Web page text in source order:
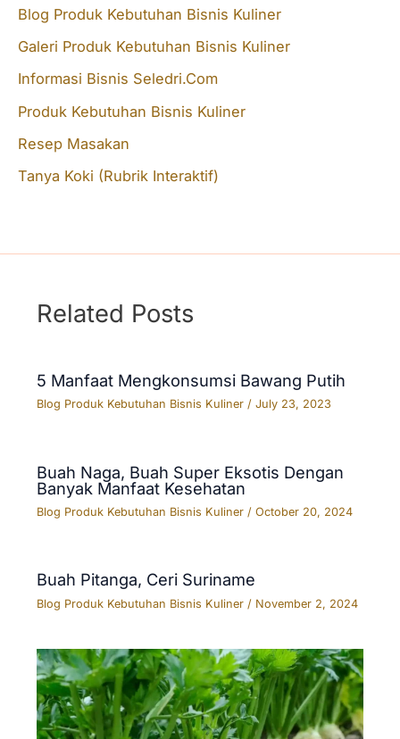
c
h
f
o
Blog Produk Kebutuhan Bisnis Kuliner
Galeri Produk Kebutuhan Bisnis Kuliner
Informasi Bisnis Seledri.Com
Produk Kebutuhan Bisnis Kuliner
Resep Masakan
Tanya Koki (Rubrik Interaktif)
Related Posts
5 Manfaat Mengkonsumsi Bawang Putih
Blog Produk Kebutuhan Bisnis Kuliner /July 23, 2023
Buah Naga, Buah Super Eksotis Dengan
Banyak Manfaat Kesehatan
Blog Produk Kebutuhan Bisnis Kuliner /October 20, 2024
Buah Pitanga, Ceri Suriname
Blog Produk Kebutuhan Bisnis Kuliner / November 2, 2024